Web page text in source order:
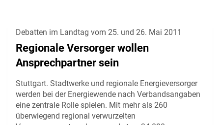
Debatten im Landtag vom 25. und 26. Mai 2011
Regionale Versorger wollen
Ansprechpartner sein
Stuttgart. Stadtwerke und regionale Energieversorger
werden bei der Energiewende nach Verbandsangaben
eine zentrale Rolle spielen. Mit mehr als 260
überwiegend regional verwurzelten